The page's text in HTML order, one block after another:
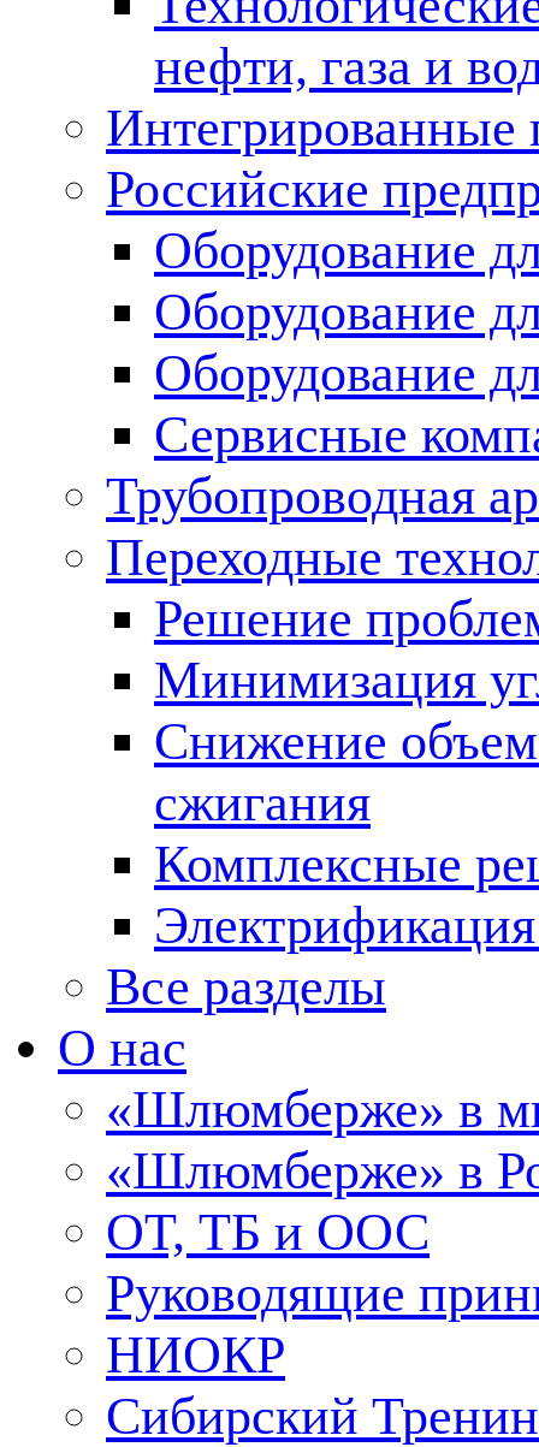
нефти, газа и
Российские
Оборудование
Оборудование
Оборудование
Сервисные
Трубопроводная
Переходные
Решение
Минимизация
Снижение
сжигания
Комплексные
Все разделы
О нас
«Шлюмберже» в
«Шлюмберже» в
ОТ, ТБ и ООС
Руководящие
НИОКР
Сибирский